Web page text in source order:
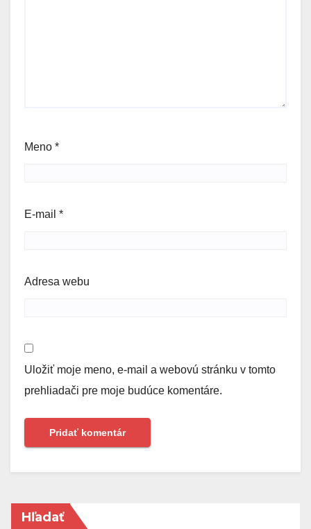
Meno *
E-mail *
Adresa webu
Uložiť moje meno, e-mail a webovú stránku v tomto
prehliadači pre moje budúce komentáre.
Hľadať